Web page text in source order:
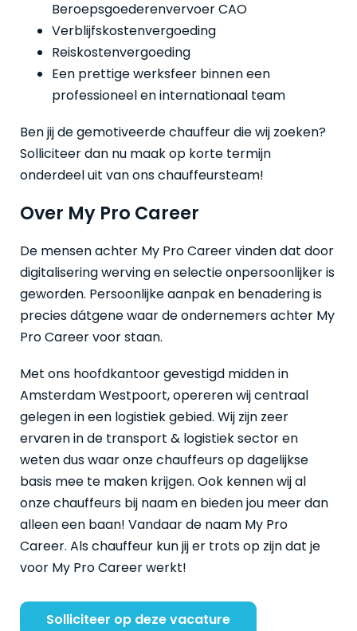
Beroepsgoederenvervoer CAO
Verblijfskostenvergoeding
Reiskostenvergoeding
Een prettige werksfeer binnen een
professioneel en internationaal team
Ben jij de gemotiveerde chauffeur die wij zoeken?
Solliciteer dan nu maak op korte termijn
onderdeel uit van ons chauffeursteam!
Over My Pro Career
De mensen achter My Pro Career vinden dat door
digitalisering werving en selectie onpersoonlijker is
geworden. Persoonlijke aanpak en benadering is
precies dátgene waar de ondernemers achter My
Pro Career voor staan.
Met ons hoofdkantoor gevestigd midden in
Amsterdam Westpoort, opereren wij centraal
gelegen in een logistiek gebied. Wij zijn zeer
ervaren in de transport & logistiek sector en
weten dus waar onze chauffeurs op dagelijkse
basis mee te maken krijgen. Ook kennen wij al
onze chauffeurs bij naam en bieden jou meer dan
alleen een baan! Vandaar de naam My Pro
Career. Als chauffeur kun jij er trots op zijn dat je
voor My Pro Career werkt!
Solliciteer op deze vacature